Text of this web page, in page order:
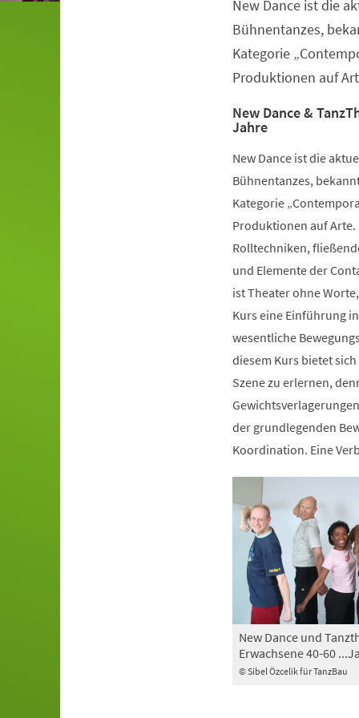
New Dance ist die
Bühnentanzes,
Kategorie
Produktionen auf
New Dance &
Jahre
New Dance ist die
Bühnentanzes,
Kategorie
Produktionen auf Arte.
Rolltechniken,
und Elemente der
ist Theater ohne
Kurs eine Einführung
wesentliche
diesem Kurs bietet
Szene zu erlernen,
der grundlegenden
Koordination. Eine
© Sibel Özcelik für TanzBau
New Dance und
Erwachsene 40-60